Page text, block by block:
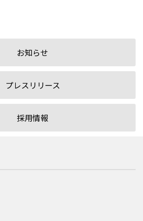
お知らせ
プレスリリース
採用情報